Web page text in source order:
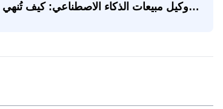
وكيل مبيعات الذكاء الاصطناعي: كيف